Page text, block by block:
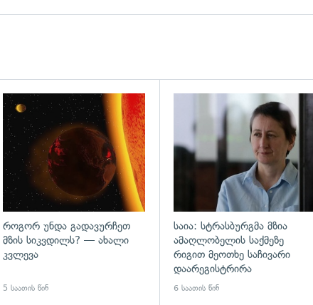
გადახედვა
როგორ უნდა გადავურჩეთ
მზის სიკვდილს? — ახალი
კვლევა
5 საათის წინ
საია: სტრასბურგმა მზია
ამაღლობელის საქმეზე
რიგით მეოთხე საჩივარი
დაარეგისტრირა
6 საათის წინ